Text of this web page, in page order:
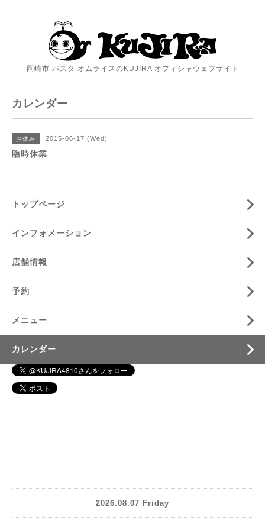
岡崎市 パスタ オムライスのKUJIRA オフィシャウェブサイト
カレンダー
お休み 2015-06-17 (Wed)
臨時休業
トップページ
インフォメーション
店舗情報
予約
メニュー
カレンダー
2026.08.07 Friday